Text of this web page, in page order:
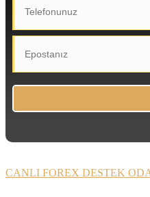
CANLI FOREX DESTEK